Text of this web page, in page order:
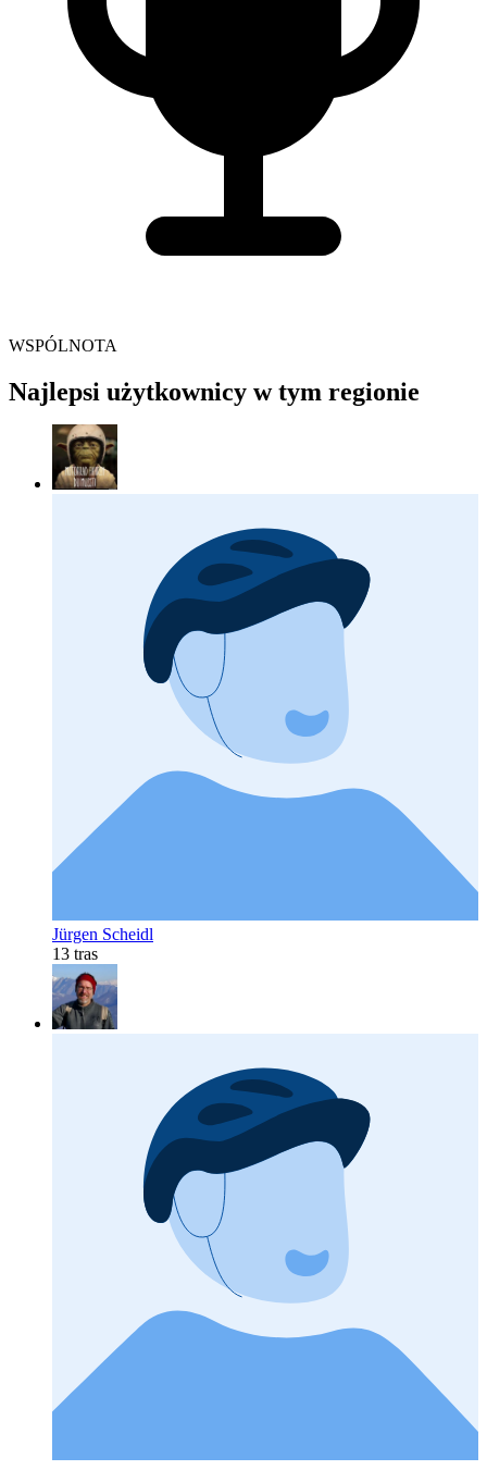
WSPÓLNOTA
Najlepsi użytkownicy w tym regionie
Jürgen Scheidl
13 tras